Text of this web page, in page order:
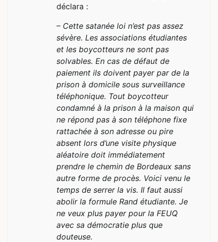
déclara :
– Cette satanée loi n’est pas assez
sévère. Les associations étudiantes
et les boycotteurs ne sont pas
solvables. En cas de défaut de
paiement ils doivent payer par de la
prison à domicile sous surveillance
téléphonique. Tout boycotteur
condamné à la prison à la maison qui
ne répond pas à son téléphone fixe
rattachée à son adresse ou pire
absent lors d’une visite physique
aléatoire doit immédiatement
prendre le chemin de Bordeaux sans
autre forme de procès. Voici venu le
temps de serrer la vis. Il faut aussi
abolir la formule Rand étudiante. Je
ne veux plus payer pour la FEUQ
avec sa démocratie plus que
douteuse.